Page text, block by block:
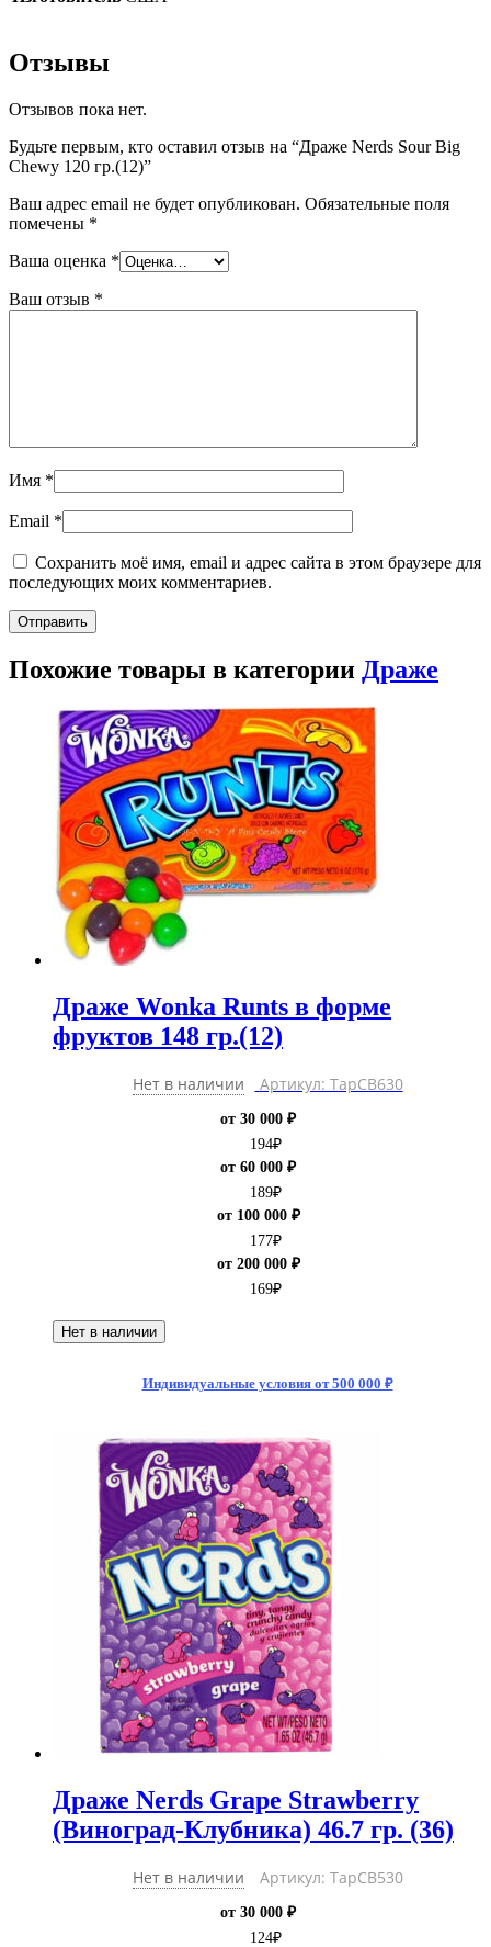
Отзывы
Отзывов пока нет.
Будьте первым, кто оставил отзыв на “Драже Nerds Sour Big
Chewy 120 гр.(12)”
Ваш адрес email не будет опубликован. Обязательные поля
помечены *
Ваша оценка *
Ваш отзыв *
Имя *
Email *
Сохранить моё имя, email и адрес сайта в этом браузере для
последующих моих комментариев.
Похожие товары в категории Драже
Драже Wonka Runts в форме
фруктов 148 гр.(12)
Нет в наличии Артикул: ТарCB630
от 30 000 ₽
194₽
от 60 000 ₽
189₽
от 100 000 ₽
177₽
от 200 000 ₽
169₽
Нет в наличии
Индивидуальные условия от 500 000 ₽
Драже Nerds Grape Strawberry
(Виноград-Клубника) 46.7 гр. (36)
Нет в наличии Артикул: ТарCB530
от 30 000 ₽
124₽